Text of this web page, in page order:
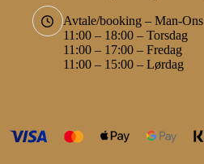
Avtale/booking – Man-Ons
11:00 – 18:00 – Torsdag
11:00 – 17:00 – Fredag
11:00 – 15:00 – Lørdag